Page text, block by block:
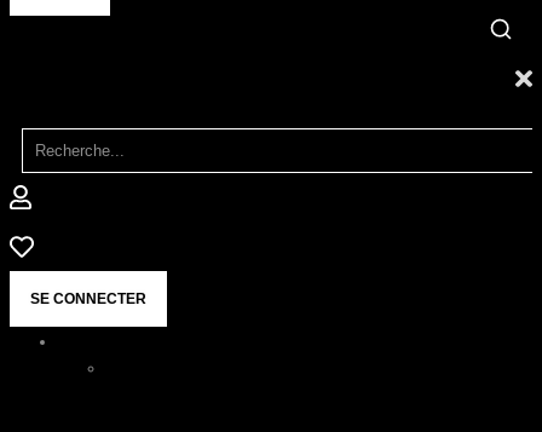
SE CONNECTER